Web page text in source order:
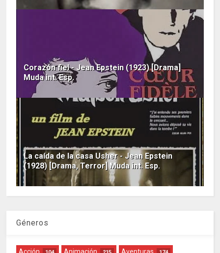
Corazón fiel - Jean Epstein (1923) [Drama]
Muda int. Esp.
La caída de la casa Usher - Jean Epstein
(1928) [Drama, Terror] Muda int. Esp.
Géneros